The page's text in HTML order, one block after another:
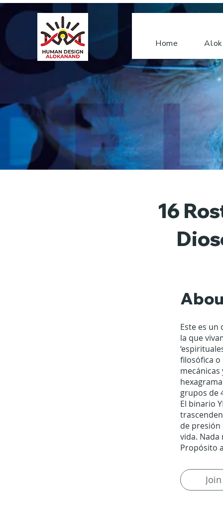
Home Alok
16
Este es
la que
filosófica o
grupos de
El binario
de presión
vida. Nada
Propósito
Join